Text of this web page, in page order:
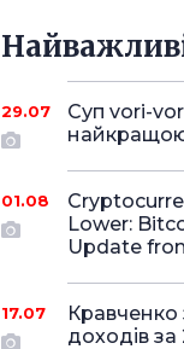
29.07
Суп vori-
найкращою
01.08
Lower:
Update
17.07
Кравченко
доходів за